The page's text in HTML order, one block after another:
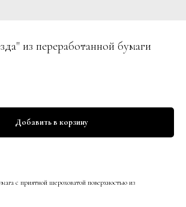
из переработанной бумаги
Добавить в корзину
с приятной шероховатой поверхностью из